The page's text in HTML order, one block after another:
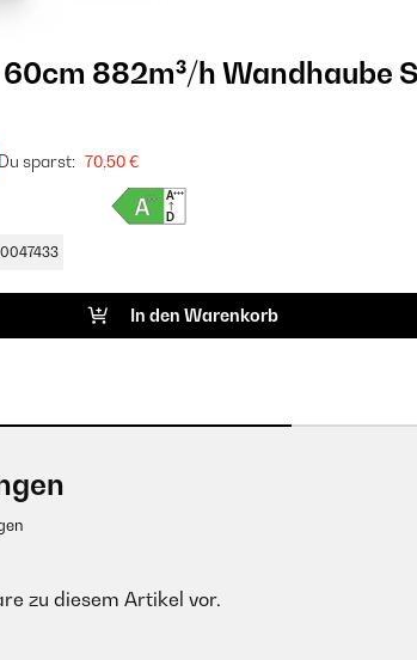
882m³/h Wandhaube
Du sparst: 70,50 €
In den Warenkorb
zu diesem Artikel vor.